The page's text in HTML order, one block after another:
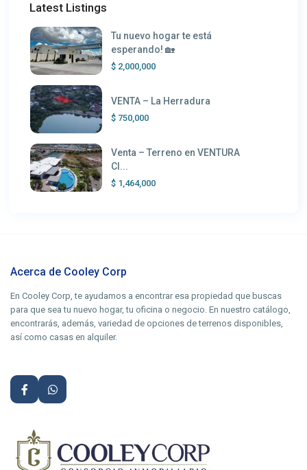
Latest Listings
Tu nuevo hogar te está
esperando! 🏡
$ 2,000,000
VENTA – La Herradura
$ 750,000
Venta – Terreno en VENTURA
Cl...
$ 1,464,000
Acerca de Cooley Corp
En Cooley Corp, te ayudamos a encontrar esa propiedad que buscas
para que sea tu nuevo hogar, tu oficina o negocio. En nuestro catálogo,
encontrarás, además, variedad de opciones de terrenos disponibles,
así como casas en alquiler.